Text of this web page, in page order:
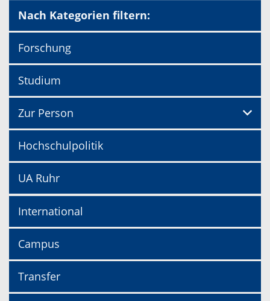
Nach Kategorien filtern:
Forschung
Studium
Zur Person
Hochschulpolitik
UA Ruhr
International
Campus
Transfer